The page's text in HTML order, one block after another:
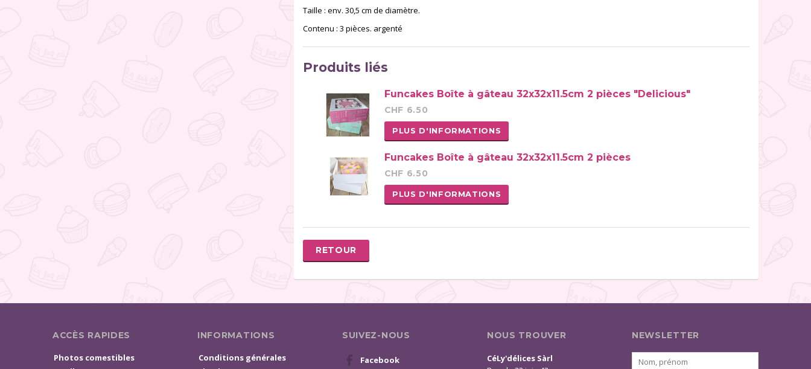
Taille : env. 30,5 cm de diamètre.
Contenu : 3 pièces. argenté
Produits liés
Funcakes Boîte à gâteau 32x32x11.5cm 2 pièces "Delicious"
CHF 6.50
PLUS D'INFORMATIONS
Funcakes Boîte à gâteau 32x32x11.5cm 2 pièces
CHF 6.50
PLUS D'INFORMATIONS
RETOUR
ACCÈS RAPIDES
Photos comestibles
INFORMATIONS
Conditions générales
SUIVEZ-NOUS
Facebook
NOUS TROUVER
CéLy'délices Sàrl
NEWSLETTER